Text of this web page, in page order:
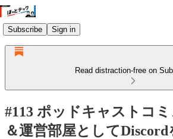
Subscribe Sign in
Read distraction-free on
#113 ポッドキャストコ
＆運営部屋として